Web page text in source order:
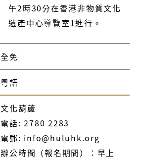
午2時30分在香港非物質文化
遺產中心導覽室1進行。
全免
粵語
文化葫蘆
電話: 2780 2283
電郵: info@huluhk.org
辦公時間（報名期間）：早上